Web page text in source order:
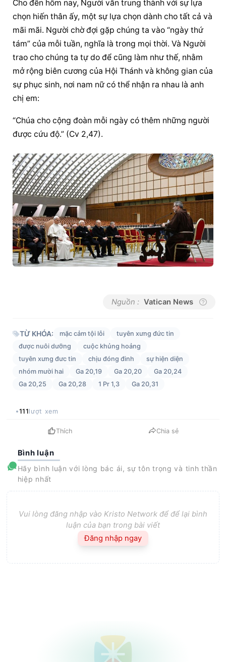
Cho đến hôm nay, Người vẫn trung thành với sự lựa
chọn hiến thân ấy, một sự lựa chọn dành cho tất cả và
mãi mãi. Người chờ đợi gặp chúng ta vào “ngày thứ
tám” của mỗi tuần, nghĩa là trong mọi thời. Và Người
trao cho chúng ta tự do để cũng làm như thế, nhằm
mở rộng biên cương của Hội Thánh và không gian của
sự phục sinh, nơi nam nữ có thể nhận ra nhau là anh
chị em:
“Chúa cho cộng đoàn mỗi ngày có thêm những người
được cứu độ.” (Cv 2,47).
Nguồn : Vatican News
TỪ KHÓA: mặc cảm tội lỗi
tuyên xưng đức tin
được nuôi dưỡng
cuộc khủng hoảng
tuyên xưng đưc tin
chịu đóng đinh
sự hiện diện
nhóm mười hai
Ga 20,19 Ga 20,20
Ga 20,24
Ga 20,25
Ga 20,28 1 Pr 1,3 Ga 20,31
111lượt xem
Thích Chia sẻ
Bình luận
Hãy bình luận với lòng bác ái, sự tôn trọng và tinh thần
hiệp nhất
Vui lòng đăng nhập vào Kristo Network để để lại bình
luận của bạn trong bài viết
Đăng nhập ngay